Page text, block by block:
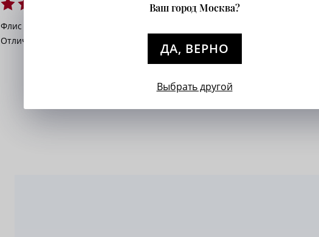
Флис спасает в холодное время, а сама модель не громоздкая.
Отличное решение!
Ваш город Москва?
ДА, ВЕРНО
Выбрать другой